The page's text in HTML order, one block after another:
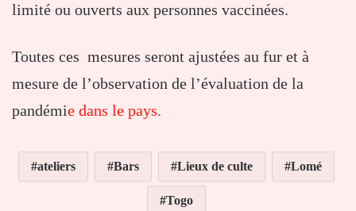
limité ou ouverts aux personnes vaccinées.
Toutes ces mesures seront ajustées au fur et à
mesure de l’observation de l’évaluation de la
pandémie dans le pays.
ateliers Bars Lieux de culte Lomé
Togo